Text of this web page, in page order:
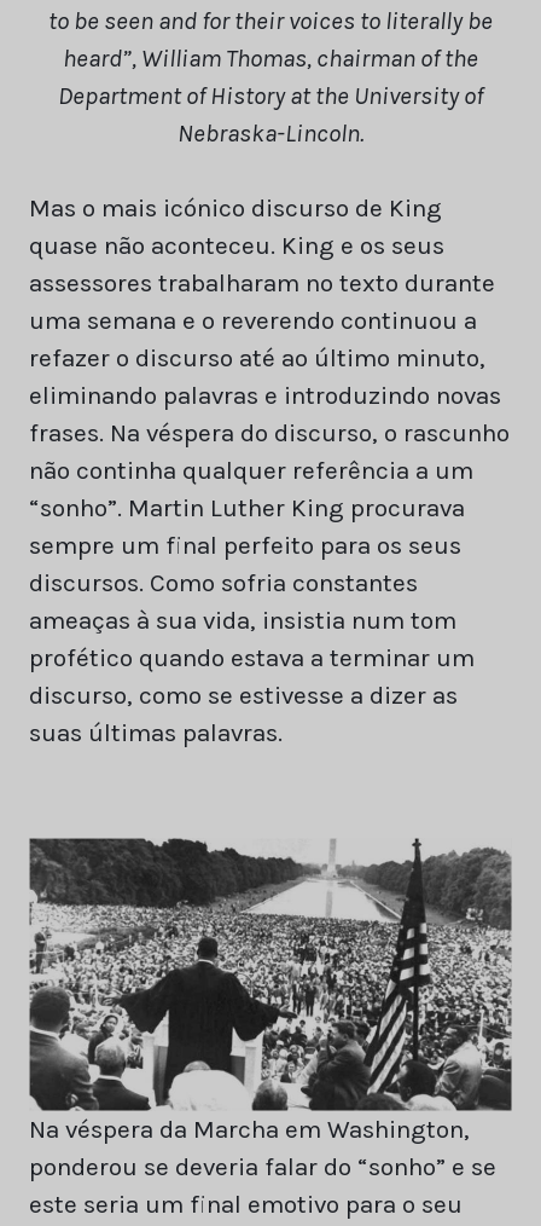
to be seen and for their voices to literally be
heard”, William Thomas, chairman of the
Department of History at the University of
Nebraska-Lincoln.
Mas o mais icónico discurso de King
quase não aconteceu. King e os seus
assessores trabalharam no texto durante
uma semana e o reverendo continuou a
refazer o discurso até ao último minuto,
eliminando palavras e introduzindo novas
frases. Na véspera do discurso, o rascunho
não continha qualquer referência a um
“sonho”. Martin Luther King procurava
sempre um final perfeito para os seus
discursos. Como sofria constantes
ameaças à sua vida, insistia num tom
profético quando estava a terminar um
discurso, como se estivesse a dizer as
suas últimas palavras.
Na véspera da Marcha em Washington,
ponderou se deveria falar do “sonho” e se
este seria um final emotivo para o seu